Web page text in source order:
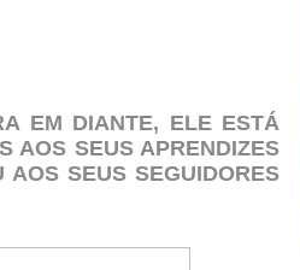
EM DIANTE, ELE ESTÁ
AOS SEUS APRENDIZES
SEUS SEGUIDORES